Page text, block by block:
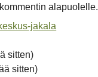
alapuolelle.
jakala
sitten)
sitten)